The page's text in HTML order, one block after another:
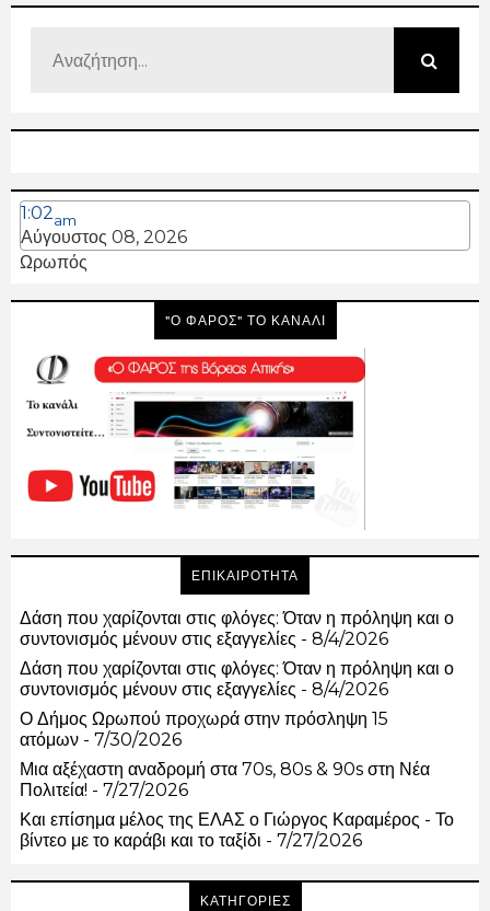
1:02am
Αύγουστος 08, 2026
Ωρωπός
"Ο ΦΑΡΟΣ" ΤΟ ΚΑΝΑΛΙ
ΕΠΙΚΑΙΡΟΤΗΤΑ
Δάση που χαρίζονται στις φλόγες: Όταν η πρόληψη και ο
συντονισμός μένουν στις εξαγγελίες - 8/4/2026
Δάση που χαρίζονται στις φλόγες: Όταν η πρόληψη και ο
συντονισμός μένουν στις εξαγγελίες - 8/4/2026
Ο Δήμος Ωρωπού προχωρά στην πρόσληψη 15
ατόμων - 7/30/2026
Μια αξέχαστη αναδρομή στα 70s, 80s & 90s στη Νέα
Πολιτεία! - 7/27/2026
Και επίσημα μέλος της ΕΛΑΣ ο Γιώργος Καραμέρος - Το
βίντεο με το καράβι και το ταξίδι - 7/27/2026
ΚΑΤΗΓΟΡΙΕΣ